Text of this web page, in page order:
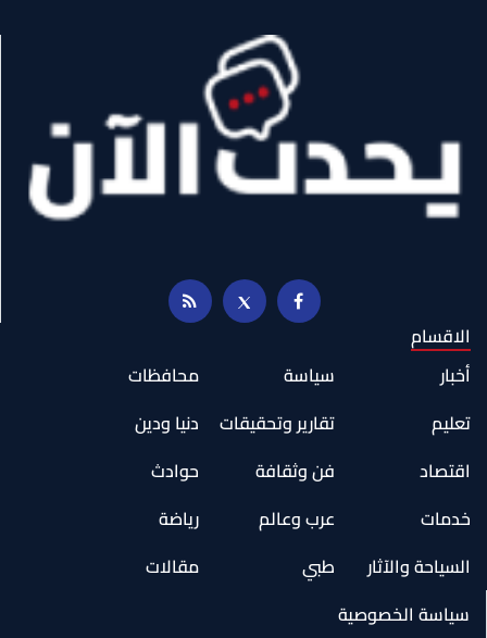
الاقسام
أخبار
سياسة
محافظات
تعليم
تقارير وتحقيقات
دنيا ودين
اقتصاد
فن وثقافة
حوادث
خدمات
عرب وعالم
رياضة
السياحة والآثار
طبي
مقالات
سياسة الخصوصية